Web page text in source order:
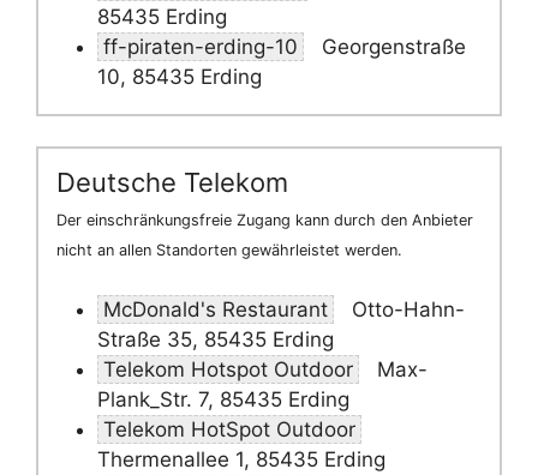
85435 Erding
ff-piraten-erding-10
Georgenstraße
10, 85435 Erding
Deutsche Telekom
Der einschränkungsfreie Zugang kann durch den Anbieter
nicht an allen Standorten gewährleistet werden.
McDonald's Restaurant
Otto-Hahn-
Straße 35, 85435 Erding
Telekom Hotspot Outdoor
Max-
Plank_Str. 7, 85435 Erding
Telekom HotSpot Outdoor
Thermenallee 1, 85435 Erding